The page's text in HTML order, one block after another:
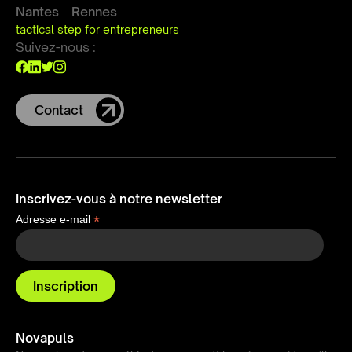
Nantes Rennes
tactical step for entrepreneurs
Suivez-nous :
Contact
Novapuls
Inscrivez-vous à notre newsletter
Adresse e-mail *